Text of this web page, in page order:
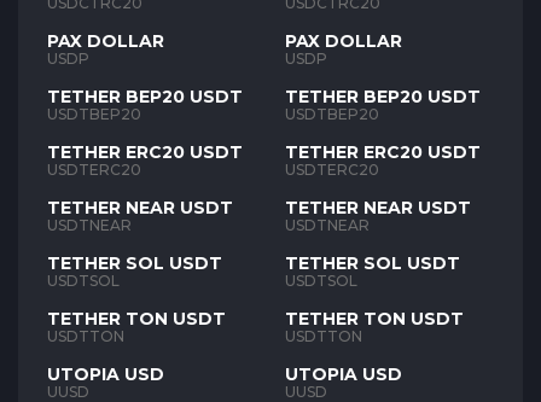
PAX DOLLAR
USDP
TETHER BEP20 USDT
USDTBEP20
TETHER ERC20 USDT
USDTERC20
TETHER NEAR USDT
USDTNEAR
TETHER SOL USDT
USDTSOL
TETHER TON USDT
USDTTON
UTOPIA USD
UUSD
PAX DOLLAR
USDP
TETHER BEP20 USDT
USDTBEP20
TETHER ERC20 USDT
USDTERC20
TETHER NEAR USDT
USDTNEAR
TETHER SOL USDT
USDTSOL
TETHER TON USDT
USDTTON
UTOPIA USD
UUSD